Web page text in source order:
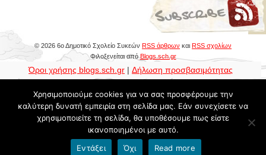
© 2026 6ο Δημοτικό Σχολείο Συκεών RSS άρθρων και RSS σχολίων
Φιλοξενείται απόBlogs.sch.gr
Όροι χρήσης blogs.sch.gr |Δήλωση προσβασιμότητας
Χρησιμοποιούμε cookies για να σας προσφέρουμε την
καλύτερη δυνατή εμπειρία στη σελίδα μας. Εάν συνεχίσετε να
χρησιμοποιείτε τη σελίδα, θα υποθέσουμε πως είστε
ικανοποιημένοι με αυτό.
Εντάξει
Όχι Read more